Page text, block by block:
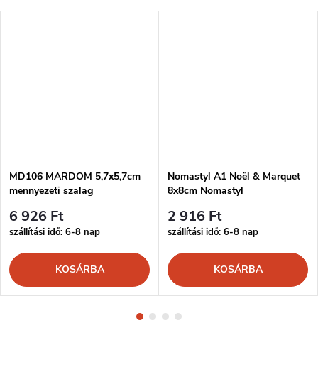
MD106 MARDOM 5,7x5,7cm
mennyezeti szalag
6 926 Ft
szállítási idő: 6-8 nap
KOSÁRBA
Nomastyl A1 Noël & Marquet
8x8cm Nomastyl
2 916 Ft
szállítási idő: 6-8 nap
KOSÁRBA